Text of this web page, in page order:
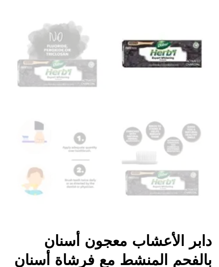
دابر الأعشاب معجون أسنان
بالفحم المنشط مع فرشاة أسنان